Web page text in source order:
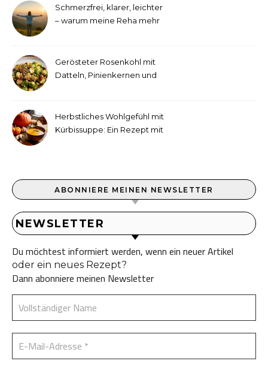
Schmerzfrei, klarer, leichter
– warum meine Reha mehr
Gerösteter Rosenkohl mit
Datteln, Pinienkernen und
Herbstliches Wohlgefühl mit
Kürbissuppe: Ein Rezept mit
ABONNIERE MEINEN NEWSLETTER
NEWSLETTER
Du möchtest informiert werden, wenn ein neuer Artikel
oder ein neues Rezept?
Dann abonniere meinen Newsletter